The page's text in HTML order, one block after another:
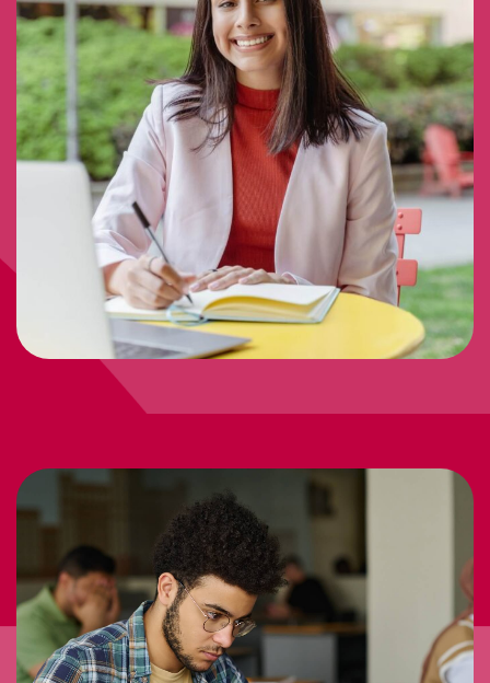
WHAT WE DO